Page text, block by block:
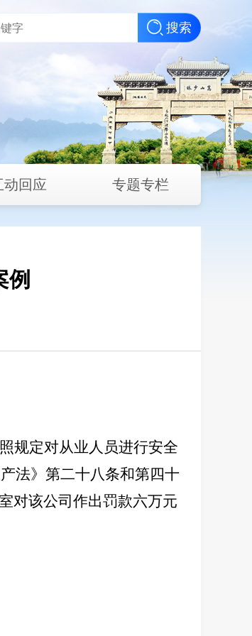
搜索
动回应 专题专栏
例
规定对从业人员进行安全
法》第二十八条和第四十
对该公司作出罚款六万元